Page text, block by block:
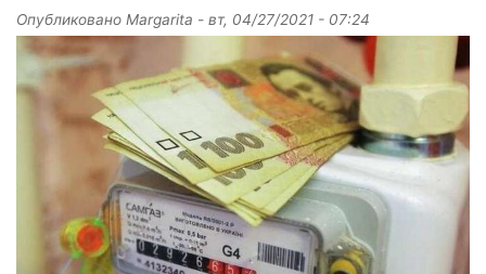
Опубликовано Margarita - вт, 04/27/2021 - 07:24